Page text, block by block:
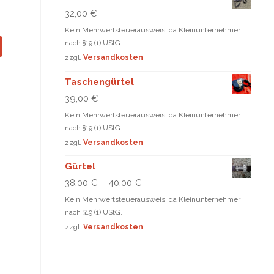
32,00 €
Kein Mehrwertsteuerausweis, da Kleinunternehmer
nach §19 (1) UStG.
zzgl. Versandkosten
Taschengürtel
39,00 €
Kein Mehrwertsteuerausweis, da Kleinunternehmer
nach §19 (1) UStG.
zzgl. Versandkosten
Gürtel
38,00 € – 40,00 €
Kein Mehrwertsteuerausweis, da Kleinunternehmer
nach §19 (1) UStG.
zzgl. Versandkosten